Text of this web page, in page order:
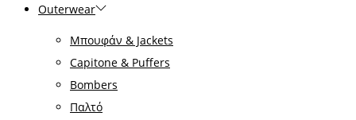
Outerwear
Μπουφάν & Jackets
Capitone & Puffers
Bombers
Παλτό